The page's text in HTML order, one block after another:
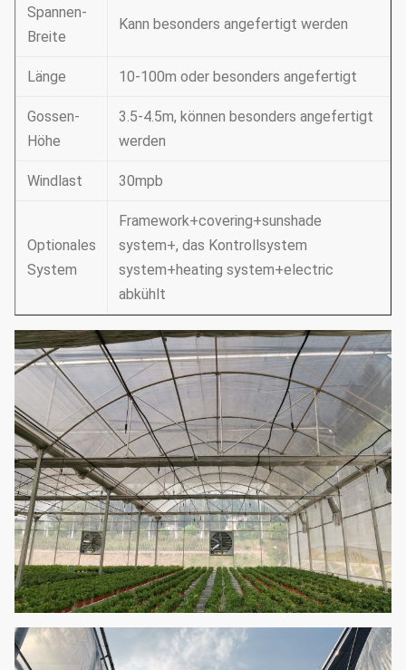
Spannen-
Breite
Kann besonders angefertigt werden
Länge 10-100m oder besonders angefertigt
Gossen-
Höhe
3.5-4.5m, können besonders angefertigt
werden
Windlast 30mpb
Optionales
System
Framework+covering+sunshade
system+, das Kontrollsystem
system+heating system+electric
abkühlt